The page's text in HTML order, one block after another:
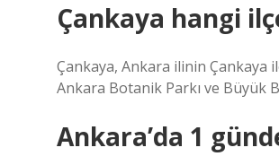
Çankaya hangi
Çankaya, Ankara ilinin Çankaya
Ankara Botanik Parkı ve Büyük
Ankara’da 1